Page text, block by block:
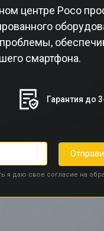
центре Poco
смартфона.
Гарантия до
я даю свое согласие на